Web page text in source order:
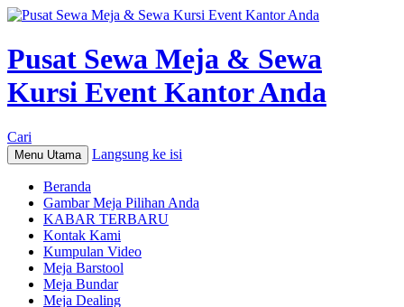
Pusat Sewa Meja & Sewa
Kursi Event Kantor Anda
Cari
Menu Utama Langsung ke isi
Beranda
Gambar Meja Pilihan Anda
KABAR TERBARU
Kontak Kami
Kumpulan Video
Meja Barstool
Meja Bundar
Meja Dealing